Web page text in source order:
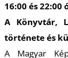
16:00 és 22:00
A Könyvtár,
története és
A Magyar